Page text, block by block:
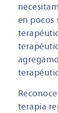
en pocos
terapia